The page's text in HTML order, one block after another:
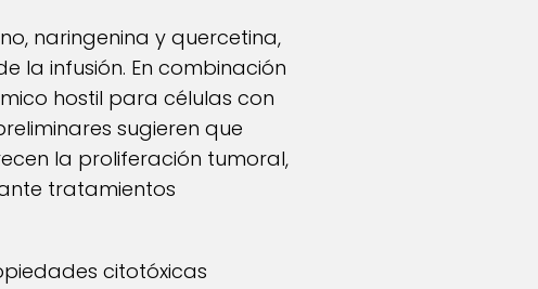
naringenina y quercetina,
la infusión. En combinación
hostil para células con
sugieren que
la proliferación tumoral,
tratamientos
citotóxicas